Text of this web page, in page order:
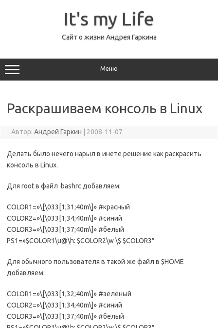
It's my Life
Сайт о жизни Андрея Гаркина
Меню
Раскрашиваем консоль в Linux
Автор: Андрей Гаркин 2008-11-07
Делать было нечего нарыл в инете решение как раскрасить
консоль в Linux.
Для root в файл .bashrc добавляем:
COLOR1=»\[\033[1;31;40m\]» #красный
COLOR2=»\[\033[1;34;40m\]» #синий
COLOR3=»\[\033[1;37;40m\]» #белый
PS1=»$COLOR1\u@\h: $COLOR2\w \$ $COLOR3″
Для обычного пользователя в такой же файл в $HOME
добавляем:
COLOR1=»\[\033[1;32;40m\]» #зеленый
COLOR2=»\[\033[1;34;40m\]» #синий
COLOR3=»\[\033[1;37;40m\]» #белый